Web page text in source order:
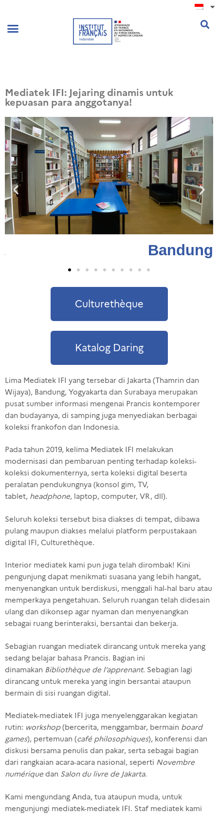
Mediatek IFI: Jejaring dinamis untuk
kepuasan para anggotanya!
Bandung
Culturethèque
Katalog Daring
Lima Mediatek IFI yang tersebar di Jakarta (Thamrin dan
Wijaya), Bandung, Yogyakarta dan Surabaya merupakan
pusat sumber informasi mengenai Prancis kontemporer
dan budayanya, di samping juga menyediakan berbagai
koleksi frankofon dan Indonesia.
Pada tahun 2019, kelima Mediatek IFI melakukan
modernisasi dan pembaruan penting terhadap koleksi-
koleksi dokumenternya, serta koleksi digital beserta
peralatan pendukungnya (konsol gim, TV,
tablet, headphone, laptop, computer, VR, dll).
Seluruh koleksi tersebut bisa diakses di tempat, dibawa
pulang maupun diakses melalui platform perpustakaan
digital IFI, Culturethèque.
Interior mediatek kami pun juga telah dirombak! Kini
pengunjung dapat menikmati suasana yang lebih hangat,
menyenangkan untuk berdiskusi, menggali hal-hal baru atau
memperkaya pengetahuan. Seluruh ruangan telah didesain
ulang dan dikonsep agar nyaman dan menyenangkan
sebagai ruang berinteraksi, bersantai dan bekerja.
Sebagian ruangan mediatek dirancang untuk mereka yang
sedang belajar bahasa Prancis. Bagian ini
dinamakan Bibliothèque de l’apprenant. Sebagian lagi
dirancang untuk mereka yang ingin bersantai ataupun
bermain di sisi ruangan digital.
Mediatek-mediatek IFI juga menyelenggarakan kegiatan
rutin: workshop(bercerita, menggambar, bermain board
games), pertemuan (café philosophiques), konferensi dan
diskusi bersama penulis dan pakar, serta sebagai bagian
dari rangkaian acara-acara nasional, seperti Novembre
numériquedan Salon du livre de Jakarta.
Kami mengundang Anda, tua ataupun muda, untuk
mengunjungi mediatek-mediatek IFI. Staf mediatek kami